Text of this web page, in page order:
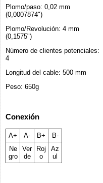
Plomo/paso: 0,02 mm
(0,0007874")
Plomo/Revolución: 4 mm
(0,1575")
Número de clientes potenciales:
4
Longitud del cable: 500 mm
Peso: 650g
Conexión
A+ A- B+
B-
Ne
gro
Ver
de
Roj
o
Az
ul